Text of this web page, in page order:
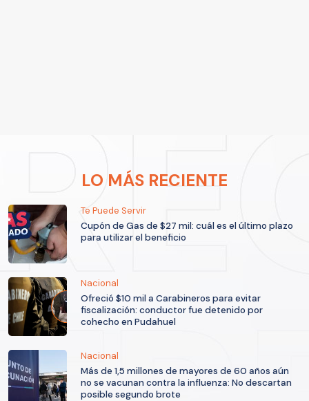
LO MÁS RECIENTE
Te Puede Servir
Cupón de Gas de $27 mil: cuál es el último plazo
para utilizar el beneficio
Nacional
Ofreció $10 mil a Carabineros para evitar
fiscalización: conductor fue detenido por
cohecho en Pudahuel
Nacional
Más de 1,5 millones de mayores de 60 años aún
no se vacunan contra la influenza: No descartan
posible segundo brote